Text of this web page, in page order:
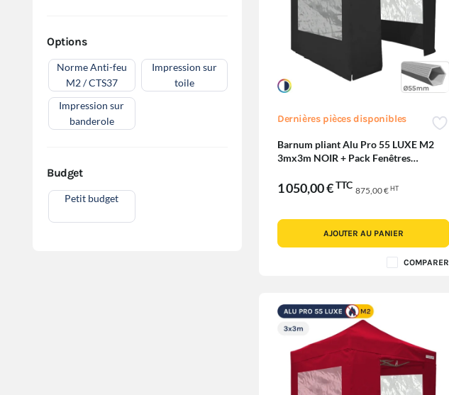
Options
Norme Anti-feu
M2 / CTS37
Impression sur
toile
Impression sur
banderole
Budget
Petit budget
Dernières pièces disponibles
Barnum pliant Alu Pro 55 LUXE M2
3mx3m NOIR + Pack Fenêtres
1 050,00 €TTC
875,00 €HT
AJOUTER AU PANIER
COMPARER